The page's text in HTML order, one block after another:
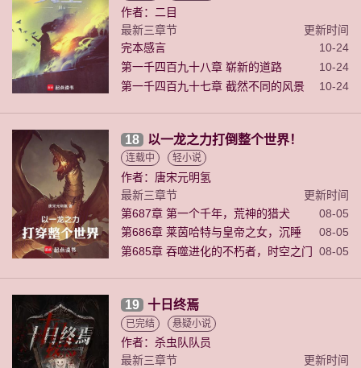
作者：二目
更新时间
最新三章节
10-24
完本感言
10-24
第一千四百九十八章 崭新的道路
10-24
第一千四百九十七章 截然不同的风景
18 以一龙之力打倒整个世界！
连载中 轻小说
作者：唐宋元明氢
更新时间
最新三章节
08-05
第687章 第一个千年，荒神的猎犬
08-05
第686章 莱茵哈特与皇帝之女，沉睡
08-05
第685章 吞噬进化的不朽者，时空之门
19 十日终焉
已完结 悬疑小说
作者：杀虫队队员
更新时间
最新三章节